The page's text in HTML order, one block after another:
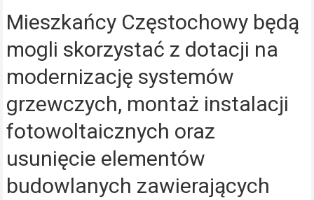
Mieszkańcy Częstochowy będą
mogli skorzystać z dotacji na
modernizację systemów
grzewczych, montaż instalacji
fotowoltaicznych oraz
usunięcie elementów
budowlanych zawierających